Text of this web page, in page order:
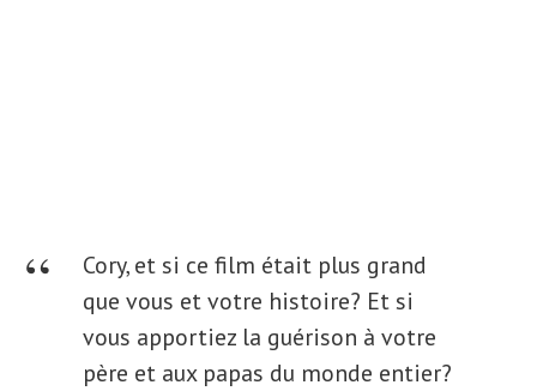
Cory, et si ce film était plus grand
que vous et votre histoire? Et si
vous apportiez la guérison à votre
père et aux papas du monde entier?